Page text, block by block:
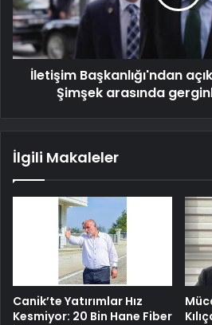
İletişim Başkanlığı'ndan
Şimşek arasında
İlgili Makaleler
Canik’te Yatırımlar Hız
Kesmiyor: 20 Bin Hane Fiber